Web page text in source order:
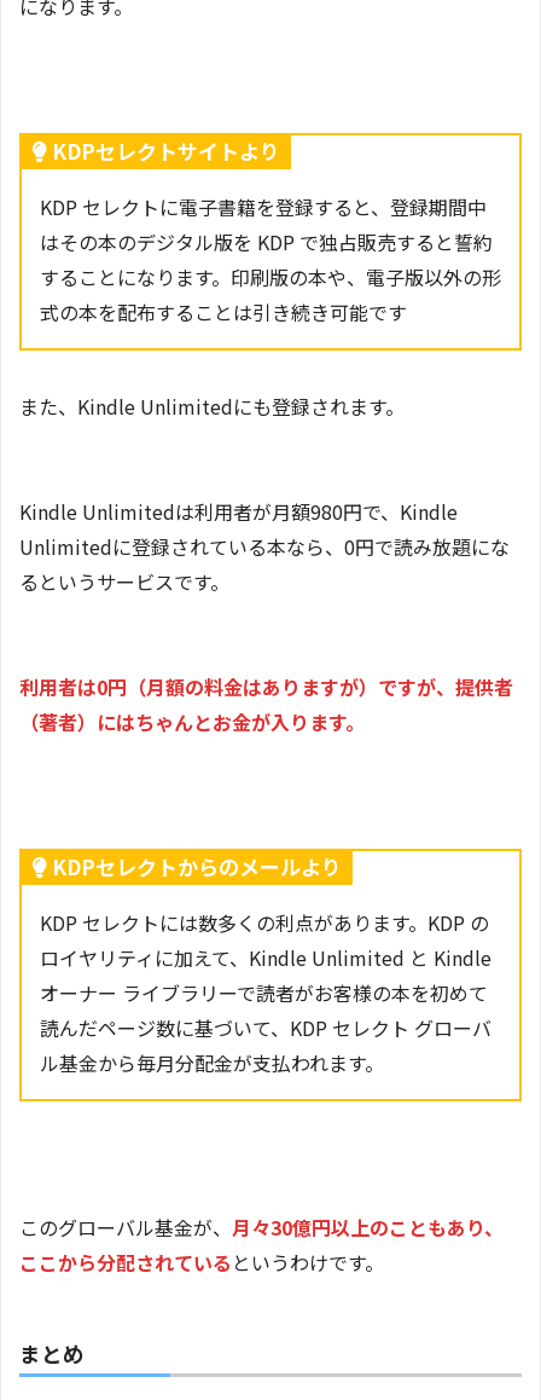
になります。
KDPセレクトサイトより
KDP セレクトに電子書籍を登録すると、登録期間中
はその本のデジタル版を KDP で独占販売すると誓約
することになります。印刷版の本や、電子版以外の形
式の本を配布することは引き続き可能です
また、Kindle Unlimitedにも登録されます。
Kindle Unlimitedは利用者が月額980円で、Kindle
Unlimitedに登録されている本なら、0円で読み放題にな
るというサービスです。
利用者は0円（月額の料金はありますが）ですが、提供者
（著者）にはちゃんとお金が入ります。
KDPセレクトからのメールより
KDP セレクトには数多くの利点があります。KDP の
ロイヤリティに加えて、Kindle Unlimited と Kindle
オーナー ライブラリーで読者がお客様の本を初めて
読んだページ数に基づいて、KDP セレクト グローバ
ル基金から毎月分配金が支払われます。
このグローバル基金が、 月々30億円以上のこともあり、
ここから分配されている というわけです。
まとめ